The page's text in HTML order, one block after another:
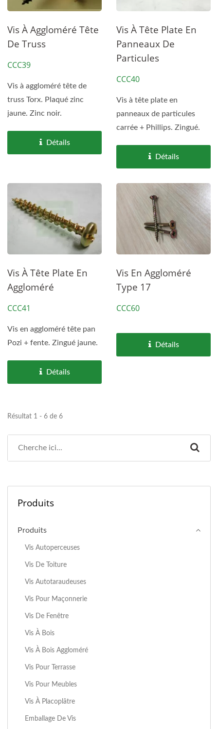
Vis À Aggloméré Tête
De Truss
CCC39
Vis à aggloméré tête de
truss Torx. Plaqué zinc
jaune. Zinc noir.
Détails
Vis À Tête Plate En
Panneaux De
Particules
CCC40
Vis à tête plate en
panneaux de particules
carrée + Phillips. Zingué.
Détails
Vis À Tête Plate En
Aggloméré
CCC41
Vis en aggloméré tête pan
Pozi + fente. Zingué jaune.
Détails
Vis En Aggloméré
Type 17
CCC60
Détails
Résultat 1 - 6 de 6
Produits
Produits
Vis Autoperceuses
Vis De Toiture
Vis Autotaraudeuses
Vis Pour Maçonnerie
Vis De Fenêtre
Vis À Bois
Vis À Bois Aggloméré
Vis Pour Terrasse
Vis Pour Meubles
Vis À Placoplâtre
Emballage De Vis